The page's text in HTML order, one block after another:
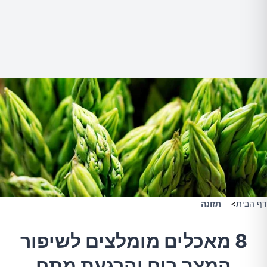
דף הבית> תזונה
8 מאכלים מומלצים לשיפור